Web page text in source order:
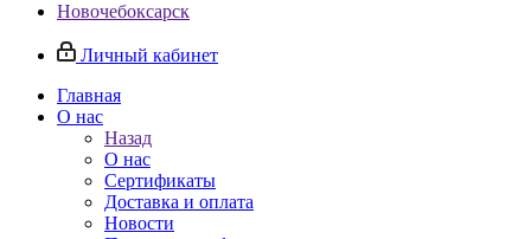
Новочебоксарск
Личный кабинет
Главная
О нас
Назад
О нас
Сертификаты
Доставка и оплата
Новости